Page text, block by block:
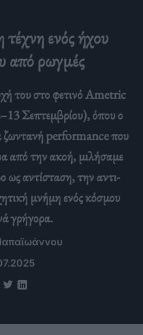
ενός ήχου
από ρωγμές
του στο φετινό Ametric
Σεπτεμβρίου), όπου ο
ζωντανή performance που
από την ακοή, μιλήσαμε
ως αντίσταση, την αντι-
μνήμη ενός κόσμου
γρήγορα.